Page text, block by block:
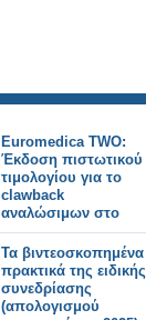
Euromedica TWO:
Έκδοση πιστωτικού
τιμολογίου για το
clawback
αναλώσιμων στο
eΔΑΠΥ (video)
Τα βιντεοσκοπημένα
πρακτικά της ειδικής
συνεδρίασης
(απολογισμού